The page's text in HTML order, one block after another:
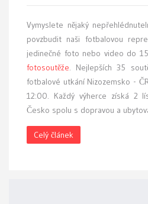
Vymyslete nějaký
povzbudit naši fotbalovou
jedinečné foto nebo video do
fotosoutěže. Nejlepších 35
fotbalové utkání Nizozemsko -
12:00. Každý výherce získá 2
Česko spolu s dopravou a
Celý článek